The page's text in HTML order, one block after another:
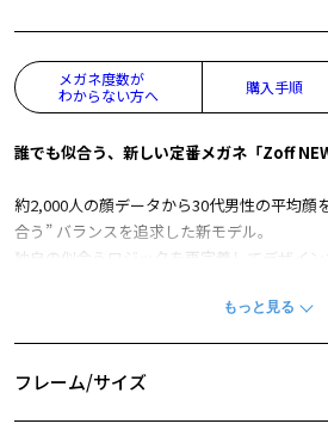
メガネ度数が
わからない方へ
購入手順
誰でも似合う、新しい定番メガネ「Zoff
約2,000人の顔データから30代男性の平均顔
合う” バランスを追求した新モデル。
独自の似合うロジックを再定義してデザイ
新たにバネ構造を採用することでフィット感
※柄や色味の出方に個体差があり、画像と異
フレーム/サイズ